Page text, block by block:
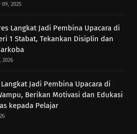
09, 2025
Langkat Jadi Pembina Upacara di
1 Stabat, Tekankan Disiplin dan
2026
Jadi Pembina Upacara di
Berikan Motivasi dan Edukasi
kepada Pelajar